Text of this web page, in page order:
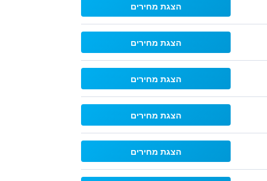
הצגת מחירים
הצגת מחירים
הצגת מחירים
הצגת מחירים
הצגת מחירים